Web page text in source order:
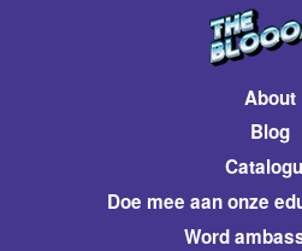
About
Blog
​Doe mee aan onze
Word